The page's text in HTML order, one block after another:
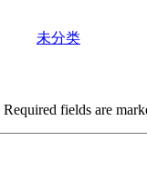
未分类
Required fields are